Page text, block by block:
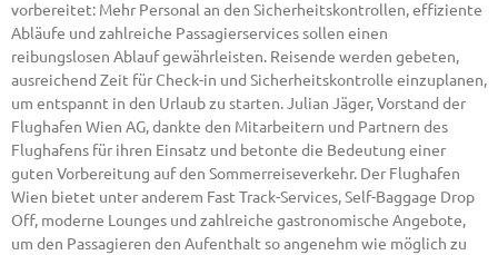
vorbereitet: Mehr Personal an den Sicherheitskontrollen, effiziente
Abläufe und zahlreiche Passagierservices sollen einen
reibungslosen Ablauf gewährleisten. Reisende werden gebeten,
ausreichend Zeit für Check-in und Sicherheitskontrolle einzuplanen,
um entspannt in den Urlaub zu starten. Julian Jäger, Vorstand der
Flughafen Wien AG, dankte den Mitarbeitern und Partnern des
Flughafens für ihren Einsatz und betonte die Bedeutung einer
guten Vorbereitung auf den Sommerreiseverkehr. Der Flughafen
Wien bietet unter anderem Fast Track-Services, Self-Baggage Drop
Off, moderne Lounges und zahlreiche gastronomische Angebote,
um den Passagieren den Aufenthalt so angenehm wie möglich zu